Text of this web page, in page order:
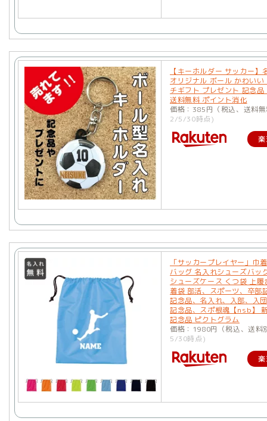
【キーホルダー サッカー】
オリジナル ボール かわいい
チギフト プレゼント 記念品
送料無料 ポイント消化
価格：385円（税込、送料
2/5/30時点)
「サッカープレイヤー」巾
バッグ 名入れシューズバッ
シューズケース くつ袋 上履
着袋 部活、スポーツ、卒部
記念品、名入れ、入部、入
記念品、スポ根魂【nsb】
記念品 ピクトグラム
価格：1980円（税込、送
5/30時点)